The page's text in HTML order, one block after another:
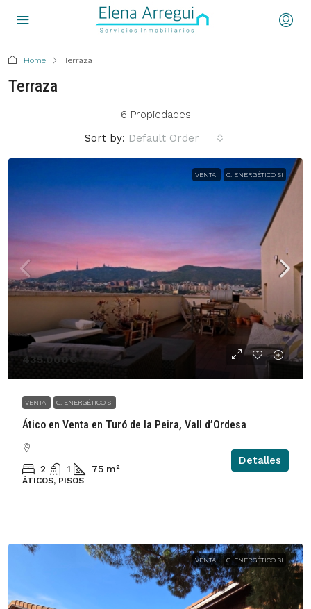
Home Terraza
Terraza
6 Propiedades
Sort by: Default Order
VENTA C. ENERGÉTICO SI
435.000€
VENTA C. ENERGÉTICO SI
Ático en Venta en Turó de la Peira, Vall d’Ordesa
2 1 75 m²
ÁTICOS, PISOS
Detalles
VENTA C. ENERGÉTICO SI